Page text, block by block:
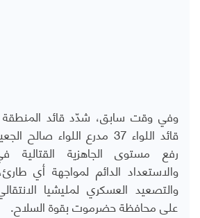
وفي وقت سابق، شدّد قائد المنطقة
قائد اللواء 37 مدرع اللواء
رفع مستوى الجاهزية القتالية
والاستعداد الدائم لمواجهة أي
والتصعيد العسكري لمليشيا
على محافظة حضرموت بقوة السلاح.